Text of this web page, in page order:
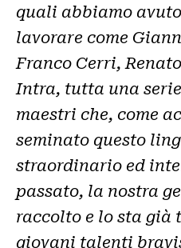
quali abbiamo
lavorare come
Franco Cerri,
Intra, tutta una
maestri che, come
seminato questo
straordinario ed
passato, la nostra
raccolto e lo sta già
giovani talenti